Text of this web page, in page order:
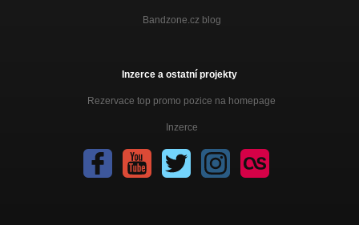
Bandzone.cz blog
Inzerce a ostatní projekty
Rezervace top promo pozice na homepage
Inzerce